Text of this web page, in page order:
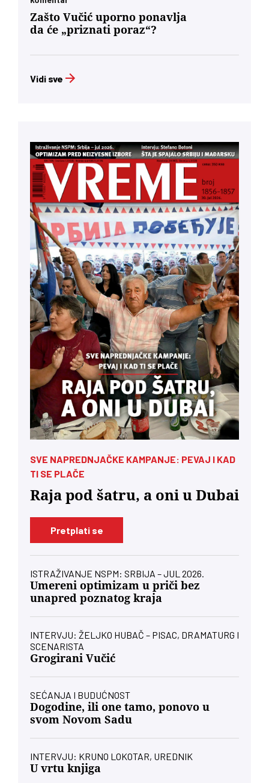
Zašto Vučić uporno ponavlja
da će „priznati poraz“?
Vidi sve
SVE NAPREDNJAČKE KAMPANJE: PEVAJ I KAD
TI SE PLAČE
Raja pod šatru, a oni u Dubai
Pretplati se
ISTRAŽIVANJE NSPM: SRBIJA – JUL 2026.
Umereni optimizam u priči bez
unapred poznatog kraja
INTERVJU: ŽELJKO HUBAČ – PISAC, DRAMATURG I
SCENARISTA
Grogirani Vučić
SEĆANJA I BUDUĆNOST
Dogodine, ili one tamo, ponovo u
svom Novom Sadu
INTERVJU: KRUNO LOKOTAR, UREDNIK
U vrtu knjiga